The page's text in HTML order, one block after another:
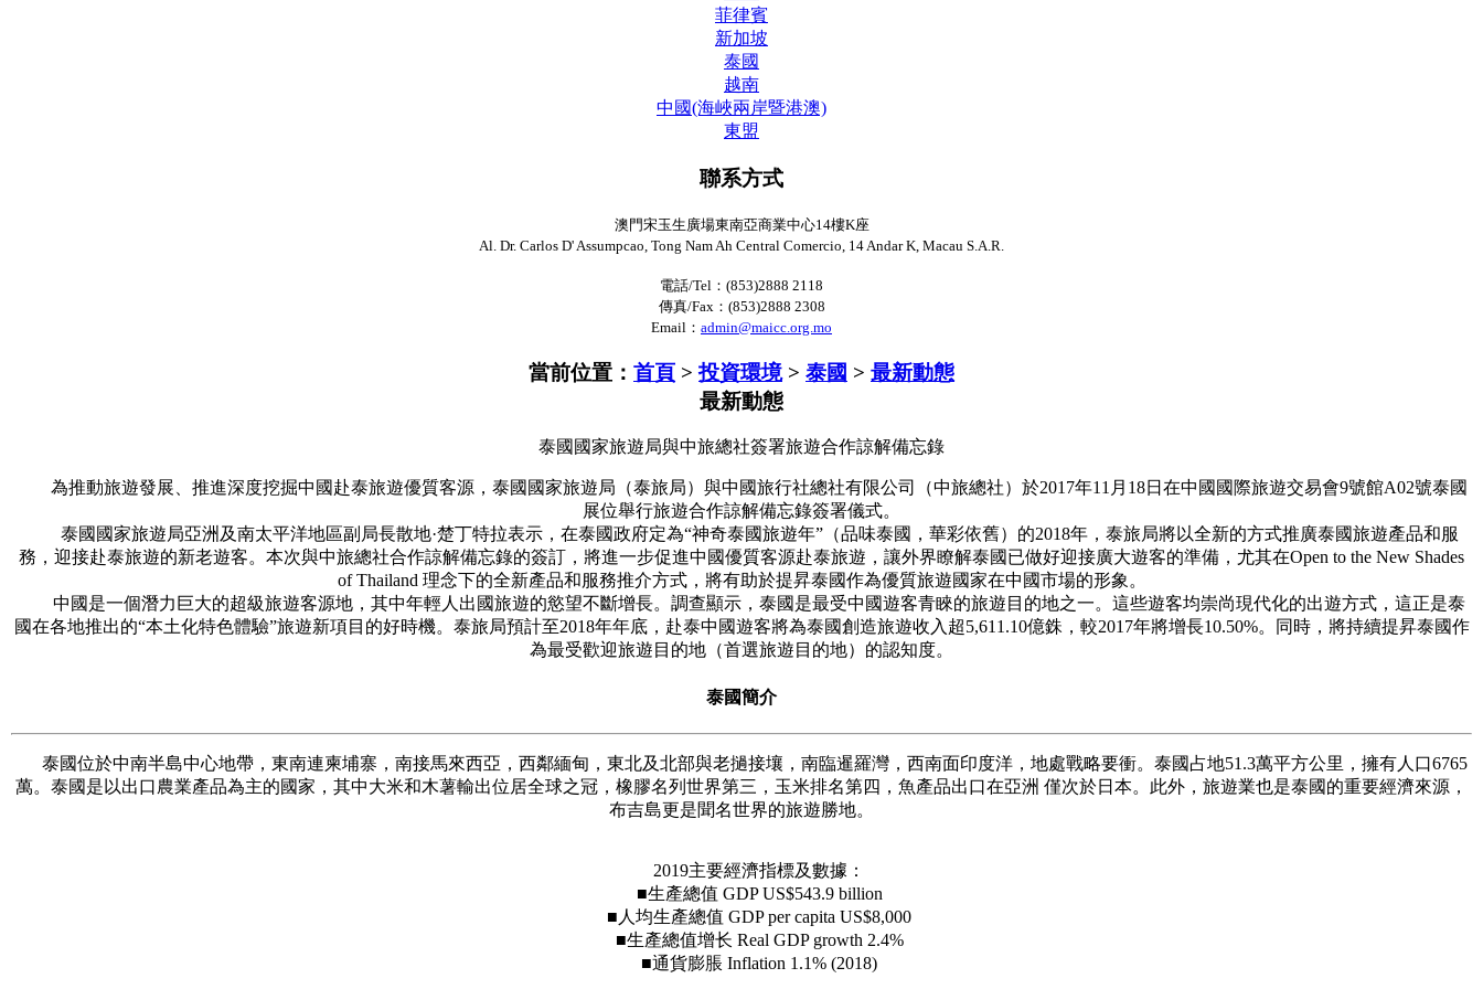
菲律賓
新加坡
泰國
越南
中國(海峽兩岸暨港澳)
東盟
聯系方式
澳門宋玉生廣場東南亞商業中心14樓K座
Al. Dr. Carlos D' Assumpcao, Tong Nam Ah Central Comercio, 14 Andar K, Macau S.A.R.
電話/Tel：(853)2888 2118
傳真/Fax：(853)2888 2308
Email： admin@maicc.org.mo
當前位置： 首頁 >投資環境> 泰國 > 最新動態
最新動態
泰國國家旅遊局與中旅總社簽署旅遊合作諒解備忘錄
為推動旅遊發展、推進深度挖掘中國赴泰旅遊優質客源，泰國國家旅遊局（泰旅局）與中國旅行社總社有限公司（中旅總社）於2017年11月18日在中國國際旅遊交易會9號館A02號泰國
展位舉行旅遊合作諒解備忘錄簽署儀式。
泰國國家旅遊局亞洲及南太平洋地區副局長散地·楚丁特拉表示，在泰國政府定為“神奇泰國旅遊年”（品味泰國，華彩依舊）的2018年，泰旅局將以全新的方式推廣泰國旅遊產品和服
務，迎接赴泰旅遊的新老遊客。本次與中旅總社合作諒解備忘錄的簽訂，將進一步促進中國優質客源赴泰旅遊，讓外界瞭解泰國已做好迎接廣大遊客的準備，尤其在Open to the New Shades
of Thailand 理念下的全新產品和服務推介方式，將有助於提昇泰國作為優質旅遊國家在中國市場的形象。
中國是一個潛力巨大的超級旅遊客源地，其中年輕人出國旅遊的慾望不斷增長。調查顯示，泰國是最受中國遊客青睞的旅遊目的地之一。這些遊客均崇尚現代化的出遊方式，這正是泰
國在各地推出的“本土化特色體驗”旅遊新項目的好時機。泰旅局預計至2018年年底，赴泰中國遊客將為泰國創造旅遊收入超5,611.10億銖，較2017年將增長10.50%。同時，將持續提昇泰國作
為最受歡迎旅遊目的地（首選旅遊目的地）的認知度。
泰國簡介
泰國位於中南半島中心地帶，東南連柬埔寨，南接馬來西亞，西鄰緬甸，東北及北部與老撾接壤，南臨暹羅灣，西南面印度洋，地處戰略要衝。泰國占地51.3萬平方公里，擁有人口6765
萬。泰國是以出口農業產品為主的國家，其中大米和木薯輸出位居全球之冠，橡膠名列世界第三，玉米排名第四，魚產品出口在亞洲 僅次於日本。此外，旅遊業也是泰國的重要經濟來源，
布吉島更是聞名世界的旅遊勝地。
2019主要經濟指標及數據：
■生產總值 GDP US$543.9 billion
■人均生產總值 GDP per capita US$8,000
■生產總值增长 Real GDP growth 2.4%
■通貨膨脹 Inflation 1.1% (2018)